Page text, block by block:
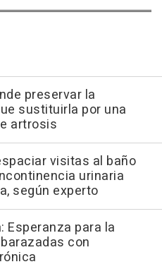
preservar la
sustituirla por una
artrosis
visitas al baño
urinaria
según experto
Esperanza para la
con